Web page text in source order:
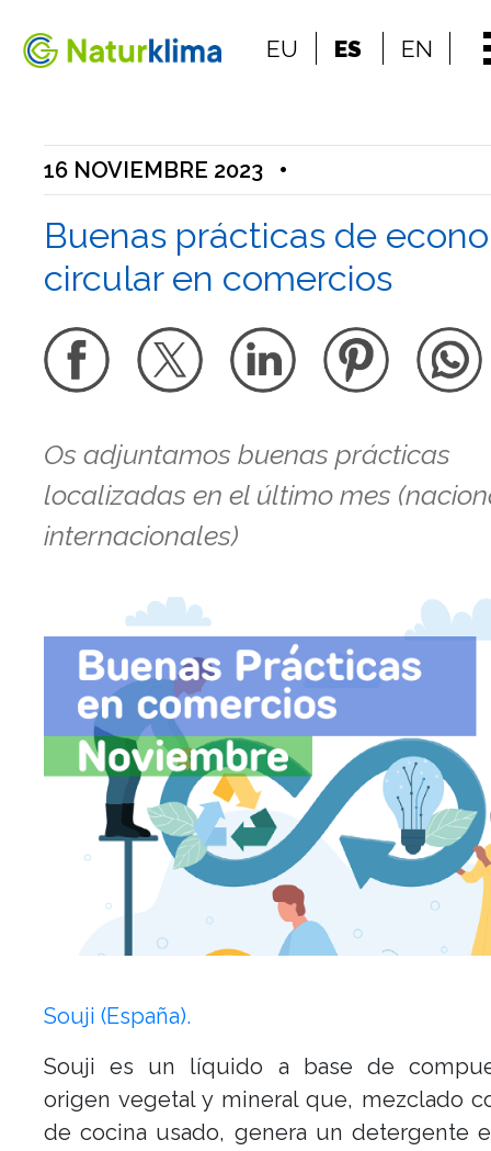
Ir a los contenidos
EU ES EN
16 NOVIEMBRE 2023 •
Buenas prácticas de
circular en comercios
Os adjuntamos buenas prácticas
localizadas en el último mes
internacionales)
Souji (España).
Souji es un líquido a base de
origen vegetal y mineral que, mezclado
de cocina usado, genera un detergente